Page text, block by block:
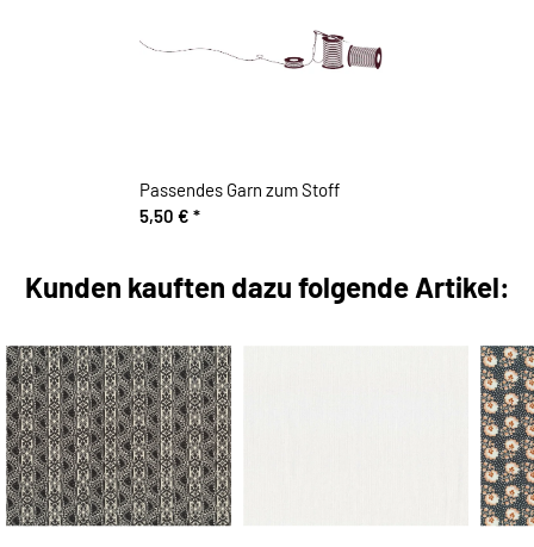
Passendes Garn zum Stoff
5,50 € *
Kunden kauften dazu folgende Artikel: